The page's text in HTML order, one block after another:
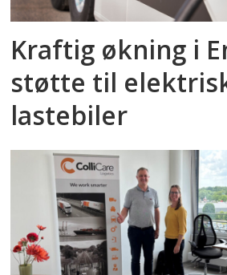
Kraftig økning i
støtte til
lastebiler